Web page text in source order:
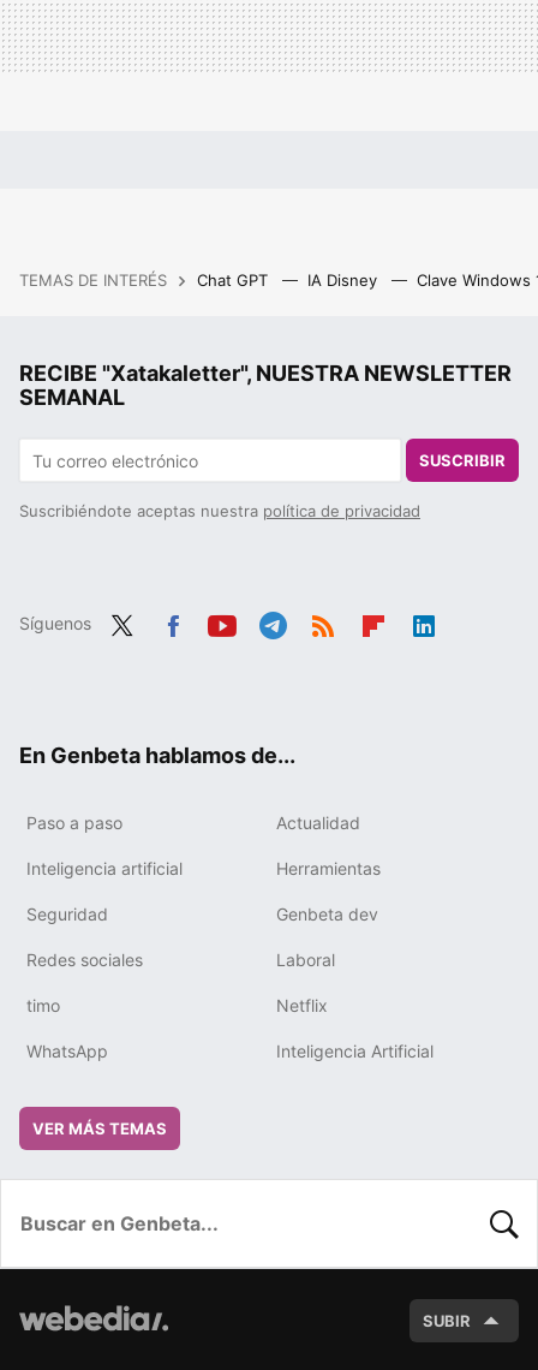
TEMAS DE INTERÉS Chat GPT IA Disney Clave Windows
RECIBE "Xatakaletter", NUESTRA NEWSLETTER
SEMANAL
SUSCRIBIR
Suscribiéndote aceptas nuestra política de privacidad
Síguenos
En Genbeta hablamos de...
Paso a paso Actualidad
Inteligencia artificial Herramientas
Seguridad Genbeta dev
Redes sociales Laboral
timo Netflix
WhatsApp Inteligencia Artificial
VER MÁS TEMAS
SUBIR